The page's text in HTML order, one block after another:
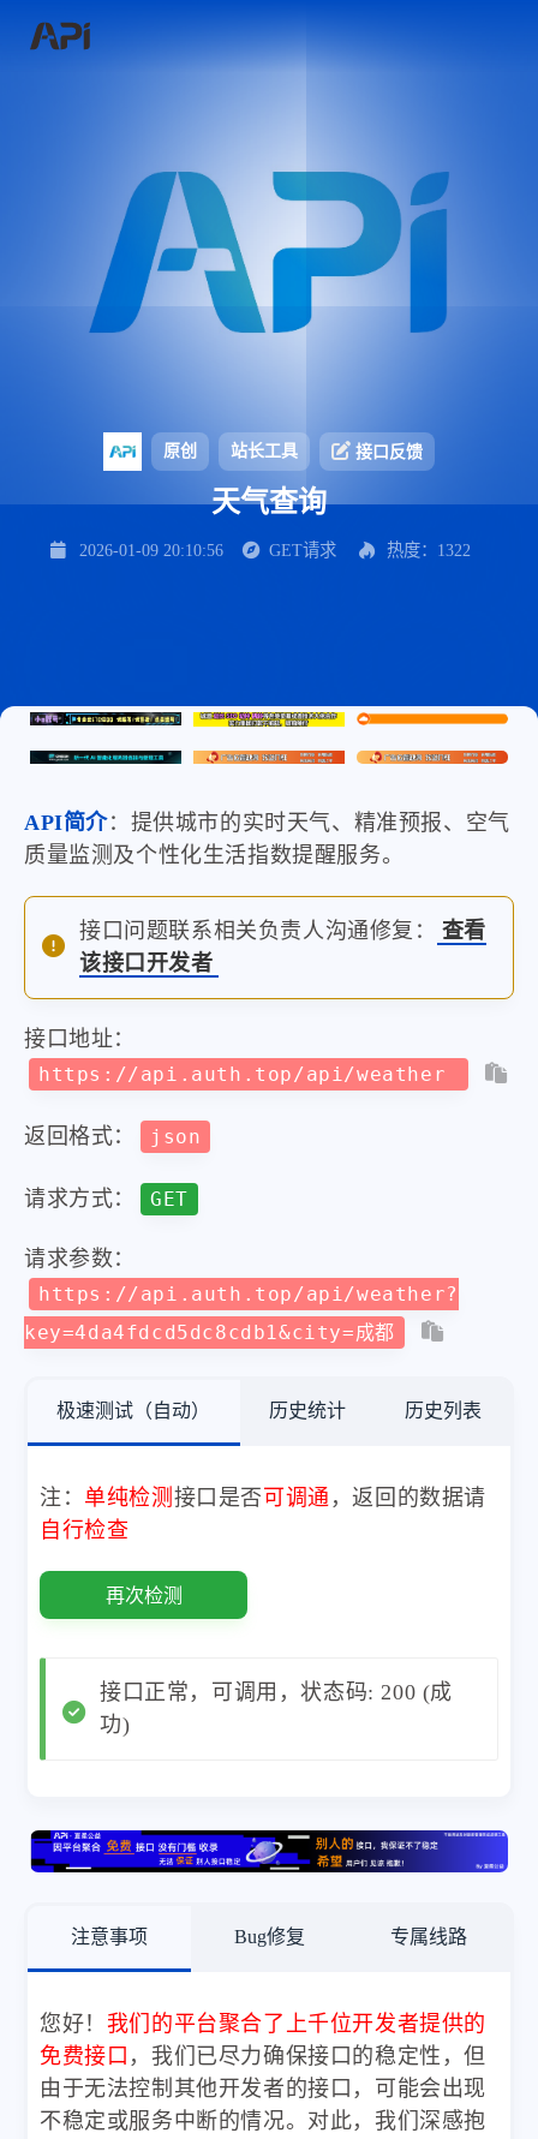
原创 站长工具 接口反馈
天气查询
2026-01-09 20:10:56 GET请求 热度：1322
API简介：提供城市的实时天气、精准预报、空气
质量监测及个性化生活指数提醒服务。
接口问题联系相关负责人沟通修复：
查看
该接口开发者
接口地址：
https://api.auth.top/api/weather
返回格式： json
请求方式： GET
请求参数：
https://api.auth.top/api/weather?
key=4da4fdcd5dc8cdb1&city=成都
极速测试（自动） 历史统计 历史列表
注： 单纯检测 接口是否 可调通 ，返回的数据请
自行检查
再次检测
接口正常，可调用，状态码: 200 (成
功)
注意事项 Bug修复 专属线路
您好！ 我们的平台聚合了上千位开发者提供的
免费接口 ，我们已尽力确保接口的稳定性，但
由于无法控制其他开发者的接口，可能会出现
不稳定或服务中断的情况。对此，我们深感抱